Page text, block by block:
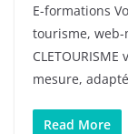
E-formations
tourisme, web-
mesure,
Read More